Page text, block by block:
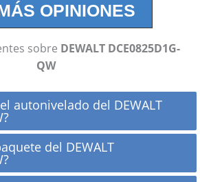
OPINIONES
sobre DEWALT DCE0825D1G-
QW
autonivelado del DEWALT
QW utiliza un
que ajusta
el nivel láser para asegurar
del DEWALT